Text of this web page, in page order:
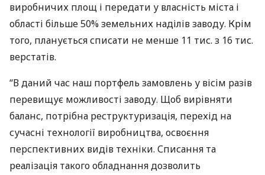
виробничих площ і передати у власність міста і
області більше 50% земельних наділів заводу. Крім
того, планується списати не менше 11 тис. з 16 тис.
верстатів.
“В даний час наш портфель замовлень у вісім разів
перевищує можливості заводу. Щоб вирівняти
баланс, потрібна реструктуризація, перехід на
сучасні технології виробництва, освоєння
перспективних видів техніки. Списання та
реалізація такого обладнання дозволить